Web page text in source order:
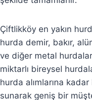
Çiftlikköy en yakın
hurda demir, bakır,
ve diğer metal
miktarlı bireysel
hurda alımlarına
sunarak geniş bir